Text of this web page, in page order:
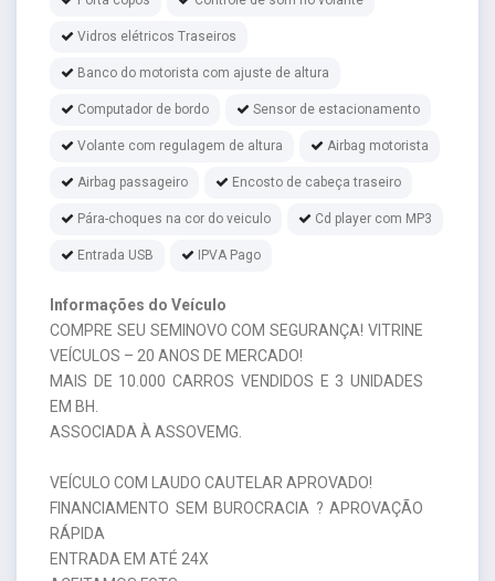
Vidros elétricos Traseiros
Banco do motorista com ajuste de altura
Computador de bordo Sensor de estacionamento
Volante com regulagem de altura Airbag motorista
Airbag passageiro Encosto de cabeça traseiro
Pára-choques na cor do veiculo Cd player com MP3
Entrada USB IPVA Pago
Informações do Veículo
COMPRE SEU SEMINOVO COM SEGURANÇA! VITRINE
VEÍCULOS – 20 ANOS DE MERCADO!
MAIS DE 10.000 CARROS VENDIDOS E 3 UNIDADES
EM BH.
ASSOCIADA À ASSOVEMG.
VEÍCULO COM LAUDO CAUTELAR APROVADO!
FINANCIAMENTO SEM BUROCRACIA ? APROVAÇÃO
RÁPIDA
ENTRADA EM ATÉ 24X